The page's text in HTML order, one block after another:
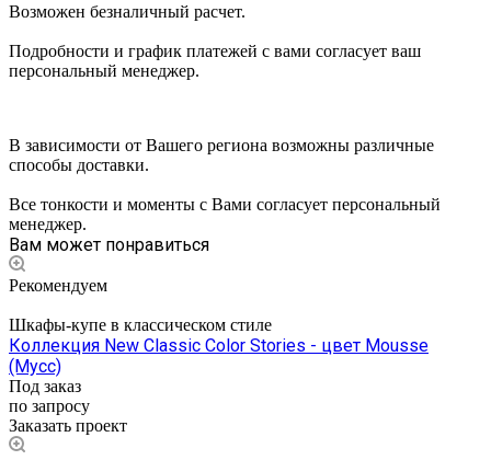
Возможен безналичный расчет.
Подробности и график платежей с вами согласует ваш
персональный менеджер.
В зависимости от Вашего региона возможны различные
способы доставки.
Все тонкости и моменты с Вами согласует персональный
менеджер.
Вам может понравиться
Рекомендуем
Шкафы-купе в классическом стиле
Коллекция New Classic Color Stories - цвет Mousse
(Мусс)
Под заказ
по запросу
Заказать проект